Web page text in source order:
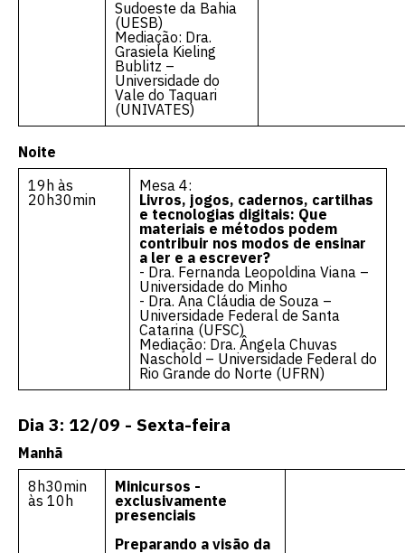
Sudoeste da Bahia
(UESB)
Mediação: Dra.
Grasiela Kieling
Bublitz –
Universidade do
Vale do Taquari
(UNIVATES)
Noite
19h às
20h30min
Mesa 4:
Livros, jogos, cadernos, cartilhas
e tecnologias digitais: Que
materiais e métodos podem
contribuir nos modos de ensinar
a ler e a escrever?
- Dra. Fernanda Leopoldina Viana –
Universidade do Minho
- Dra. Ana Cláudia de Souza –
Universidade Federal de Santa
Catarina (UFSC)
Mediação: Dra. Ângela Chuvas
Naschold – Universidade Federal do
Rio Grande do Norte (UFRN)
Dia 3: 12/09 - Sexta-feira
Manhã
8h30min
às 10h
Minicursos -
exclusivamente
presenciais
Preparando a visão da